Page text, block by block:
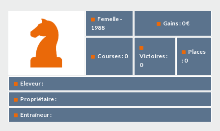
Femelle -
1988
Gains : 0 €
Courses : 0
Victoires :
0
Places
: 0
Eleveur :
Propriétaire :
Entraîneur :